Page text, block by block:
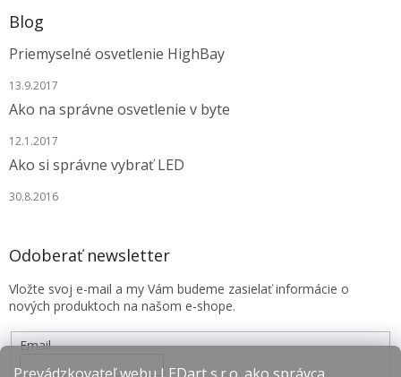
Blog
Priemyselné osvetlenie HighBay
13.9.2017
Ako na správne osvetlenie v byte
12.1.2017
Ako si správne vybrať LED
30.8.2016
Odoberať newsletter
Vložte svoj e-mail a my Vám budeme zasielať informácie o
nových produktoch na našom e-shope.
Email